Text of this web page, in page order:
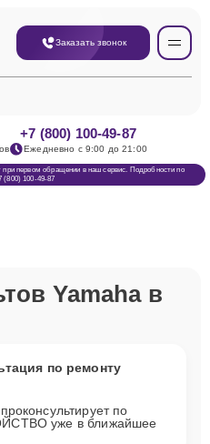
Заказать звонок
+7 (800) 100-49-87
Ежедневно с 9:00 до 21:00
первом обращении в наш сервис. Подробности по
(800) 100-49-87
Yamaha в
по ремонту
по
уже в ближайшее